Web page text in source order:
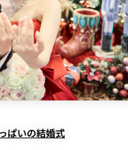
ぱいの結婚式